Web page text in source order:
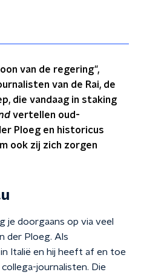
van de regering",
van de Rai, de
die vandaag in staking
vertellen oud-
Ploeg en historicus
ook zij zich zorgen
je doorgaans op via veel
der Ploeg. Als
Italië en hij heeft af en toe
journalisten. Die